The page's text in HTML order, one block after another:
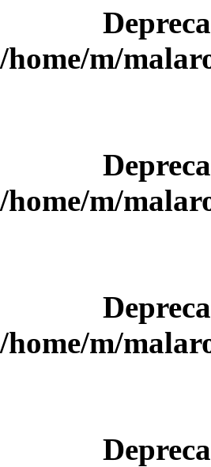
/home/m/
/home/m/
/home/m/